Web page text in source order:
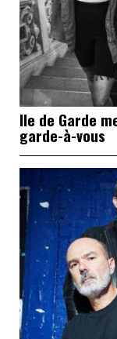
Ile de Garde
garde-à-vous